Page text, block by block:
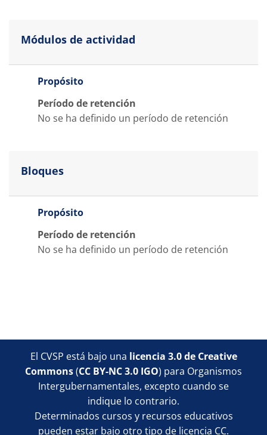
Módulos de actividad
Propósito
Período de retención
No se ha definido un período de retención
Bloques
Propósito
Período de retención
No se ha definido un período de retención
Bloques
Bloques
Bloques
Bloques
El CVSP está bajo una licencia 3.0 de Creative
Commons(CC BY-NC 3.0 IGO) para Organismos
Intergubernamentales, excepto cuando se
indique lo contrario.
Determinados cursos y recursos educativos
pueden estar bajo otro tipo de licencia CC.